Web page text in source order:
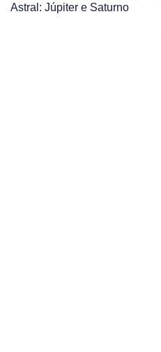
Astral: Júpiter e Saturno